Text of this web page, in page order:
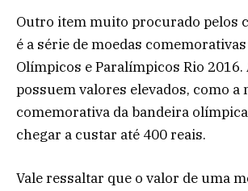
Outro item muito procurado pelos
é a série de moedas
Olímpicos e Paralímpicos Rio
possuem valores elevados, como a
comemorativa da bandeira
chegar a custar até 400 reais.
Vale ressaltar que o valor de uma